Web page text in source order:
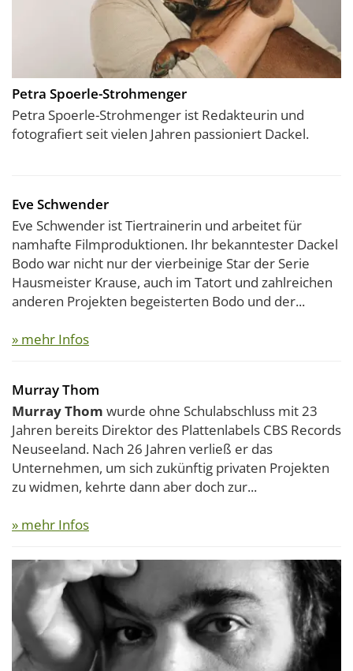
Petra Spoerle-Strohmenger
Petra Spoerle-Strohmenger ist Redakteurin und
fotografiert seit vielen Jahren passioniert Dackel.
Eve Schwender
Eve Schwender ist Tiertrainerin und arbeitet für
namhafte Filmproduktionen. Ihr bekanntester Dackel
Bodo war nicht nur der vierbeinige Star der Serie
Hausmeister Krause, auch im Tatort und zahlreichen
anderen Projekten begeisterten Bodo und der...
» mehr Infos
Murray Thom
Murray Thom wurde ohne Schulabschluss mit 23
Jahren bereits Direktor des Plattenlabels CBS Records
Neuseeland. Nach 26 Jahren verließ er das
Unternehmen, um sich zukünftig privaten Projekten
zu widmen, kehrte dann aber doch zur...
» mehr Infos